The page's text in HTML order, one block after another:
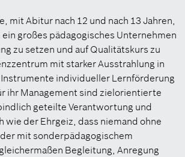
mit Abitur nach 12 und nach 13 Jahren,
großes pädagogisches Unternehmen
zu setzen und auf Qualitätskurs zu
mit starker Ausstrahlung in
individueller Lernförderung
ihr Management sind zielorientierte
geteilte Verantwortung und
der Ehrgeiz, dass niemand ohne
mit sonderpädagogischem
Begleitung, Anregung